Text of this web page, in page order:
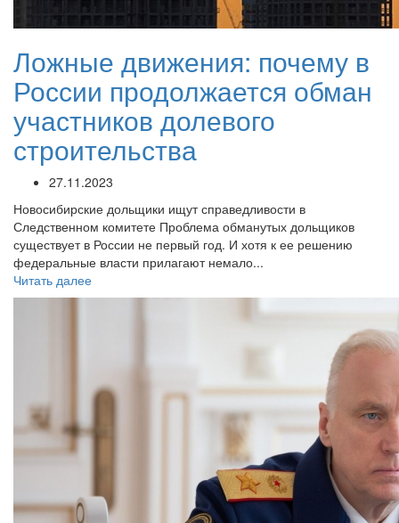
Ложные движения: почему в
России продолжается обман
участников долевого
строительства
27.11.2023
Новосибирские дольщики ищут справедливости в
Следственном комитете Проблема обманутых дольщиков
существует в России не первый год. И хотя к ее решению
федеральные власти прилагают немало...
Читать далее